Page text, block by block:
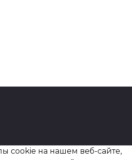
cookie на нашем веб-сайте,